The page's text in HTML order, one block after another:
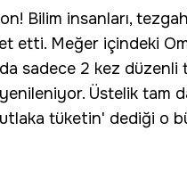
Bilim insanları,
etti. Meğer içindeki
sadece 2 kez düzenli
Üstelik tam
tüketin' dediği o